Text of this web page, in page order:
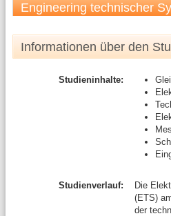
Engineering technischer
Informationen über den
Studieninhalte:
Studienverlauf:
Die
(ETS)
der